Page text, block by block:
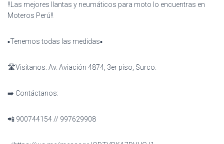
‼️Las mejores llantas y neumáticos para moto lo encuentras en
Moteros Perú‼️
▪️Tenemos todas las medidas▪️
🛣️Visitanos: Av. Aviación 4874, 3er piso, Surco.
➡️ Contáctanos:
📲 900744154 // 997629908